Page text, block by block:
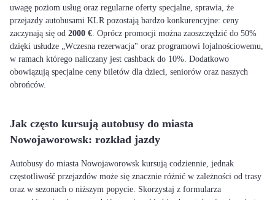
uwagę poziom usług oraz regularne oferty specjalne, sprawia, że
przejazdy autobusami KLR pozostają bardzo konkurencyjne: ceny
zaczynają się od 2000 €. Oprócz promocji można zaoszczędzić do 50%
dzięki usłudze „Wczesna rezerwacja" oraz programowi lojalnościowemu,
w ramach którego naliczany jest cashback do 10%. Dodatkowo
obowiązują specjalne ceny biletów dla dzieci, seniorów oraz naszych
obrońców.
Jak często kursują autobusy do miasta
Nowojaworowsk: rozkład jazdy
Autobusy do miasta Nowojaworowsk kursują codziennie, jednak
częstotliwość przejazdów może się znacznie różnić w zależności od trasy
oraz w sezonach o niższym popycie. Skorzystaj z formularza